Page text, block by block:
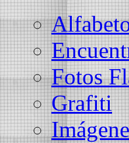
Fotos
Grafiti